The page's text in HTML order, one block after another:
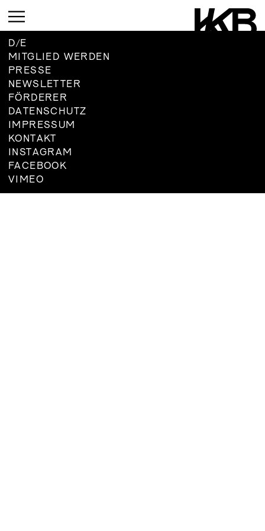
AKTUELL
VORSCHAU
RÜCKBLICK
AKTUELL
VORSCHAU
RÜCKBLICK
D / E
MITGLIED WERDEN
PRESSE
NEWSLETTER
FÖRDERER
DATENSCHUTZ
IMPRESSUM
KONTAKT
INSTAGRAM
FACEBOOK
VIMEO